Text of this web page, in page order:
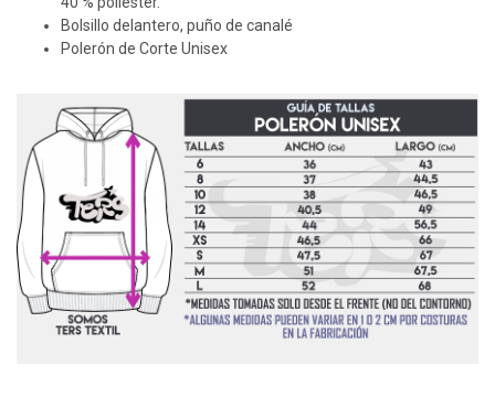
Bolsillo delantero, puño de canalé
Polerón de Corte Unisex